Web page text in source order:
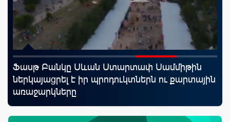
Ֆասթ Բանկը Սևան Ստարտափ Սամմիթին
ներկայացրել է իր պրոդուկտներն ու քարտային
առաջարկները